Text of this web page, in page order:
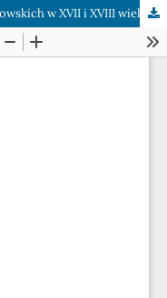
w XVII i XVIII wieku